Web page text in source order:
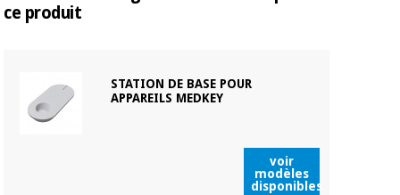
Les thérapies avec l'appareil Physiokey sont aussi
ce produit
STATION DE BASE POUR
APPAREILS MEDKEY
voir
modèles
disponibles